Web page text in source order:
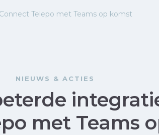
Telepo met Teams op komst
NIEUWS & ACTIES
met Teams